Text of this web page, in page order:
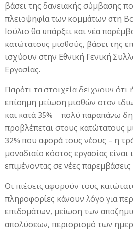
βάσει της δανειακής σύμβασης
πλειοψηφία των κομμάτων στη
Ιούλιο θα υπάρξει και νέα
κατώτατους μισθούς, βάσει της
ισχύουν στην Εθνική Γενική
Εργασίας.
Παρότι τα στοιχεία δείχνουν ότι
επίσημη μείωση μισθών στον
και κατά 35% – πολύ παραπάνω
προβλέπεται στους κατώτατους
32% που αφορά τους νέους – η
μοναδιαίο κόστος εργασίας είναι
επιμένοντας σε νέες
Οι πιέσεις αφορούν τους
πληροφορίες κάνουν λόγο για
επιδομάτων, μείωση των
απολύσεων, περιορισμό των